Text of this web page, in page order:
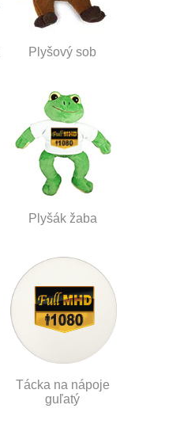
Plyšový sob
Plyšák žaba
Tácka na nápoje
guľatý